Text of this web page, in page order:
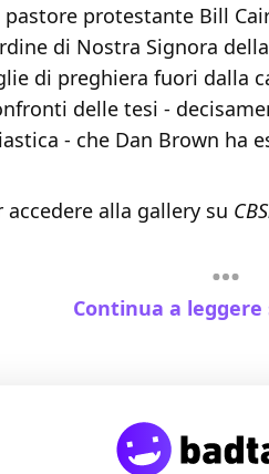
protestante Bill
di Nostra Signora
di preghiera fuori dalla
delle tesi -
- che Dan Brown ha
accedere alla gallery su
Continua a leggere